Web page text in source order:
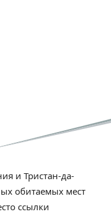
и Тристан-да-
обитаемых мест
ссылки